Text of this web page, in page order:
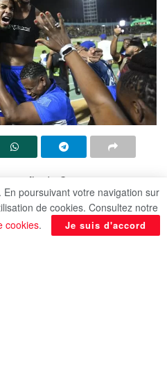
île de Curaçao se
de football 2026 en
groupes des
selon l’AFP.
poursuivant votre navigation sur
de cookies. Consultez notre
cookies. Je suis d'accord